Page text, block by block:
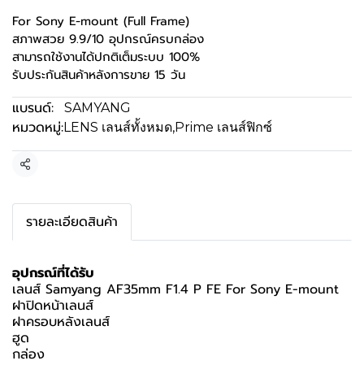
For Sony E-mount (Full Frame)
สภาพสวย 9.9/10 อุปกรณ์ครบกล่อง
สามารถใช้งานได้ปกติเต็มระบบ 100%
รับประกันสินค้าหลังการขาย 15 วัน
แบรนด์: SAMYANG
หมวดหมู่:LENS เลนส์ทั้งหมด,Prime เลนส์ฟิกซ์
แชร์
รายละเอียดสินค้า
อุปกรณ์ที่ได้รับ
เลนส์ Samyang AF35mm F1.4 P FE For Sony E-mount
ฝาปิดหน้าเลนส์
ฝาครอบหลังเลนส์
ฮูด
กล่อง